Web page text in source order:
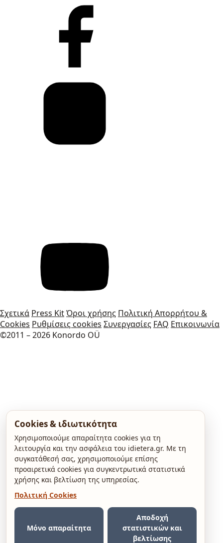
Σχετικά Press KitΌροι χρήσης Πολιτική Απορρήτου &
Cookies Ρυθμίσεις cookies Συνεργασίες FAQ Επικοινωνία
©2011 – 2026 Konordo OÜ
Cookies & ιδιωτικότητα
Χρησιμοποιούμε απαραίτητα cookies για τη
λειτουργία και την ασφάλεια του idietera.gr. Με τη
συγκατάθεσή σας, χρησιμοποιούμε επίσης
προαιρετικά cookies για συγκεντρωτικά στατιστικά
χρήσης και βελτίωση της υπηρεσίας.
Πολιτική Cookies
Μόνο απαραίτητα
Αποδοχή
στατιστικών και
βελτίωσης